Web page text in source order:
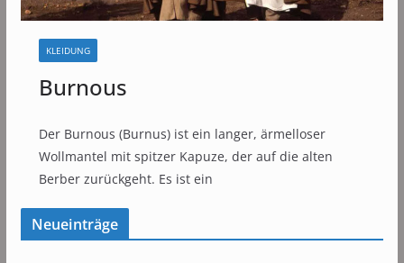
KLEIDUNG
Burnous
Der Burnous (Burnus) ist ein langer, ärmelloser
Wollmantel mit spitzer Kapuze, der auf die alten
Berber zurückgeht. Es ist ein
Neueinträge